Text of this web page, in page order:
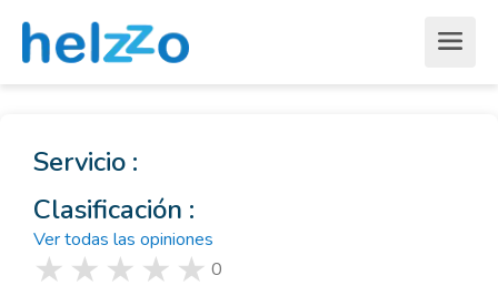
Servicio :
Clasificación :
Ver todas las opiniones
0